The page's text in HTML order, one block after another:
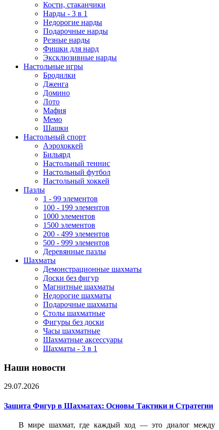
Кости, стаканчики
Нарды - 3 в 1
Недорогие нарды
Подарочные нарды
Резные нарды
Фишки для нард
Эксклюзивные нарды
Настольные игры
Бродилки
Дженга
Домино
Лото
Мафия
Мемо
Шашки
Настольный спорт
Аэрохоккей
Бильярд
Настольный теннис
Настольный футбол
Настольный хоккей
Пазлы
1 - 99 элементов
100 - 199 элементов
1000 элементов
1500 элементов
200 - 499 элементов
500 - 999 элементов
Деревянные пазлы
Шахматы
Демонстрационные шахматы
Доски без фигур
Магнитные шахматы
Недорогие шахматы
Подарочные шахматы
Столы шахматные
Фигуры без доски
Часы шахматные
Шахматные аксессуары
Шахматы - 3 в 1
Наши новости
29.07.2026
Защита Фигур в Шахматах: Основы Тактики и Стратегии
В мире шахмат, где каждый ход — это диалог между